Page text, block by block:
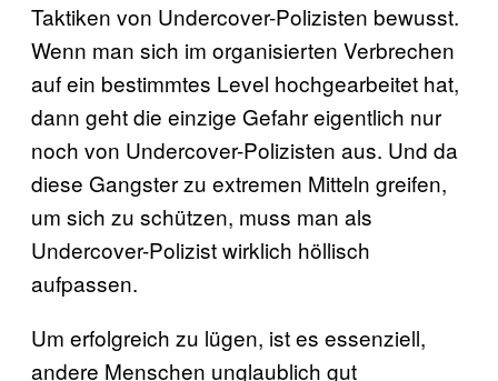
Taktiken von Undercover-Polizisten bewusst.
Wenn man sich im organisierten Verbrechen
auf ein bestimmtes Level hochgearbeitet hat,
dann geht die einzige Gefahr eigentlich nur
noch von Undercover-Polizisten aus. Und da
diese Gangster zu extremen Mitteln greifen,
um sich zu schützen, muss man als
Undercover-Polizist wirklich höllisch
aufpassen.
Um erfolgreich zu lügen, ist es essenziell,
andere Menschen unglaublich gut